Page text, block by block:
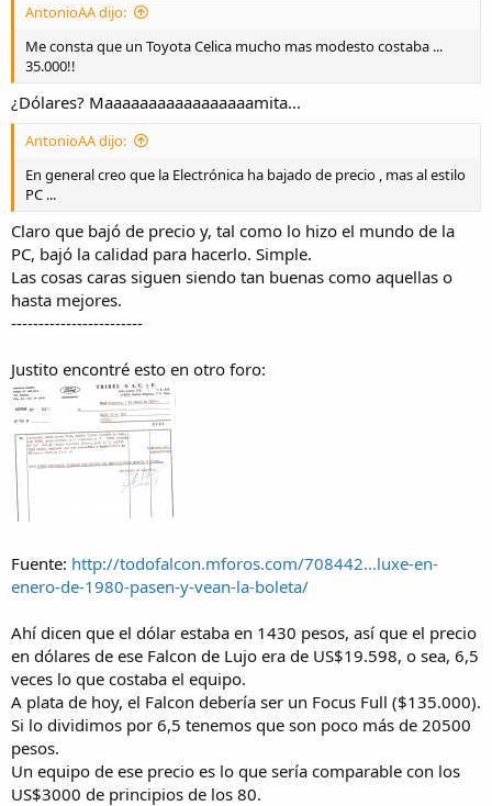
AntonioAA dijo:
Me consta que un Toyota Celica mucho mas modesto costaba ...
35.000!!
¿Dólares? Maaaaaaaaaaaaaaaaamita...
AntonioAA dijo:
En general creo que la Electrónica ha bajado de precio , mas al estilo
PC ...
Claro que bajó de precio y, tal como lo hizo el mundo de la
PC, bajó la calidad para hacerlo. Simple.
Las cosas caras siguen siendo tan buenas como aquellas o
hasta mejores.
------------------------
Justito encontré esto en otro foro:
Fuente: http://todofalcon.mforos.com/708442...luxe-en-
enero-de-1980-pasen-y-vean-la-boleta/
Ahí dicen que el dólar estaba en 1430 pesos, así que el precio
en dólares de ese Falcon de Lujo era de US$19.598, o sea, 6,5
veces lo que costaba el equipo.
A plata de hoy, el Falcon debería ser un Focus Full ($135.000).
Si lo dividimos por 6,5 tenemos que son poco más de 20500
pesos.
Un equipo de ese precio es lo que sería comparable con los
US$3000 de principios de los 80.